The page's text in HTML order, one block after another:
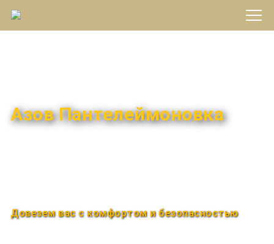
Азов Пантелеймоновка
Довезем вас с комфортом и безопасностью